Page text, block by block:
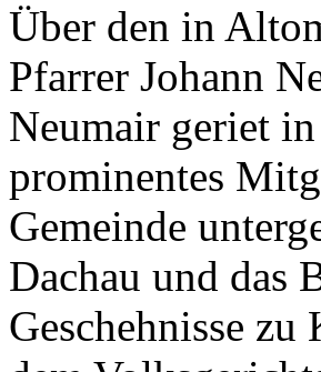
Über den in
Pfarrer Johann
Neumair geriet
prominentes
Gemeinde
Dachau und das
Geschehnisse